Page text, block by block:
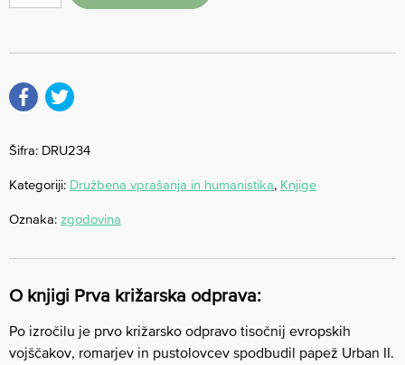
Šifra: DRU234
Kategoriji: Družbena vprašanja in humanistika, Knjige
Oznaka: zgodovina
O knjigi Prva križarska odprava:
Po izročilu je prvo križarsko odpravo tisočnij evropskih
vojščakov, romarjev in pustolovcev spodbudil papež Urban II.